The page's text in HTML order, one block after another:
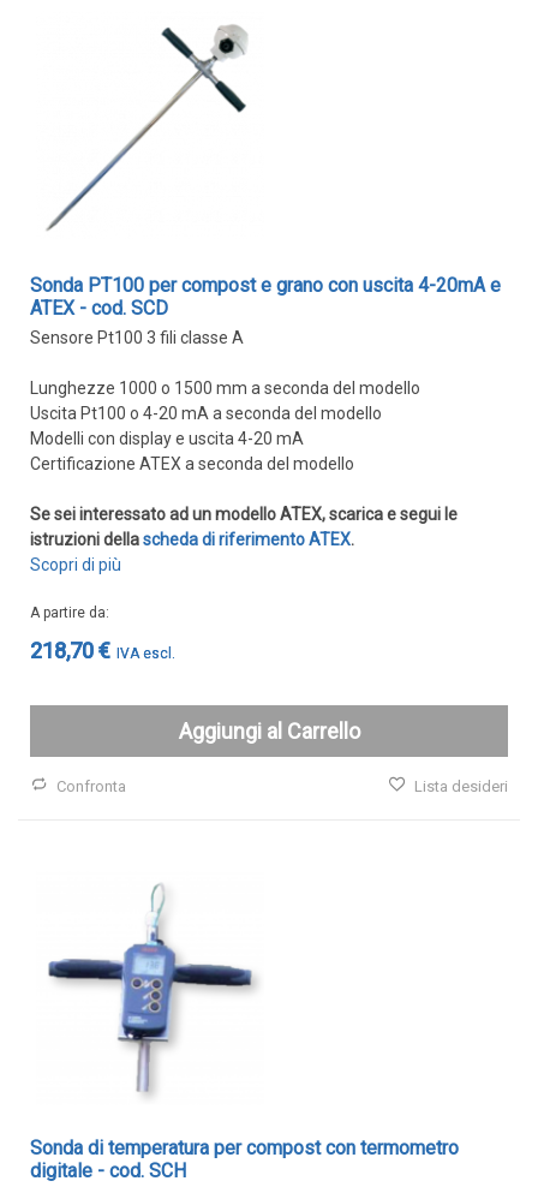
Sonda PT100 per compost e grano con uscita 4-20mA e
ATEX - cod. SCD
Sensore Pt100 3 fili classe A
Lunghezze 1000 o 1500 mm a seconda del modello
Uscita Pt100 o 4-20 mA a seconda del modello
Modelli con display e uscita 4-20 mA
Certificazione ATEX a seconda del modello
Se sei interessato ad un modello ATEX, scarica e segui le
istruzioni dellascheda di riferimento ATEX.
Scopri di più
A partire da
218,70 €
Aggiungi al Carrello
Lista desideri
Confronta
Sonda di temperatura per compost con termometro
digitale - cod. SCH